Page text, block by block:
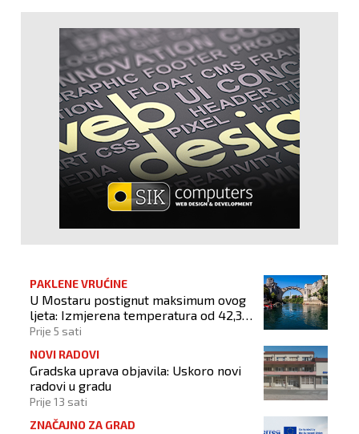
PAKLENE VRUĆINE
U Mostaru postignut maksimum ovog
ljeta: Izmjerena temperatura od 42,3
stupnja Celzijeva
Prije 5 sati
NOVI RADOVI
Gradska uprava objavila: Uskoro novi
radovi u gradu
Prije 13 sati
ZNAČAJNO ZA GRAD